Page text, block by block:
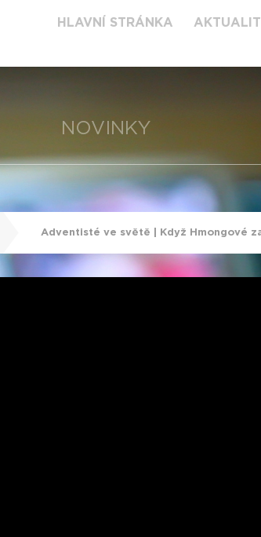
HLAVNÍ STRÁNKA
NOVINKY
Adventisté ve světě | Když Hmongové